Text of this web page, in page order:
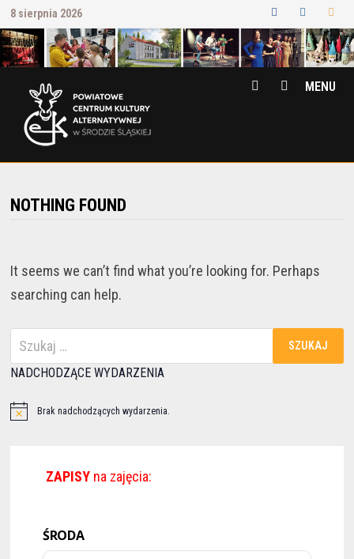
Przejdź
do
treści
8 sierpnia 2026
MENU
NOTHING FOUND
It seems we can’t find what you’re looking for. Perhaps
searching can help.
Szukaj:
NADCHODZĄCE WYDARZENIA
Brak nadchodzących wydarzenia.
ZAPISYna zajęcia:
ŚRODA